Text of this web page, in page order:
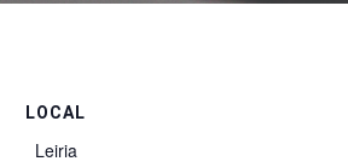
LOCAL
Leiria